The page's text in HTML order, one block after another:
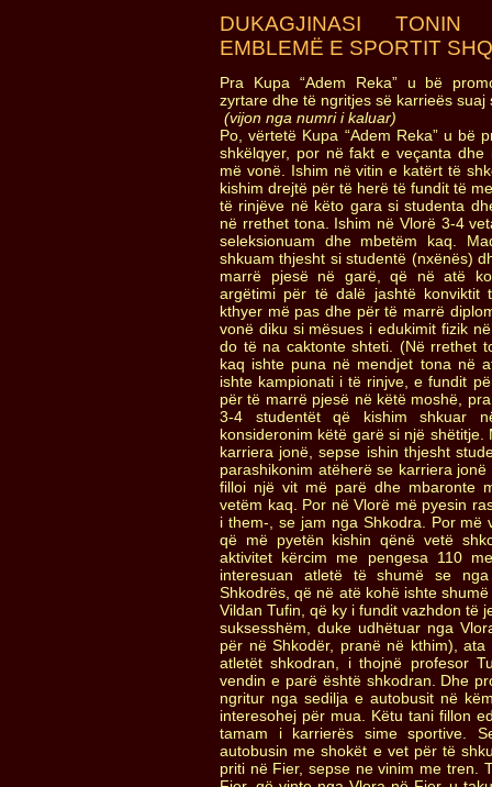
DUKAGJINASI
EMBLEMË E SPORTIT
Pra Kupa “Adem Reka” u bë
zyrtare dhe të ngritjes së karrieës suaj
(vijon nga numri i kaluar)
Po, vërtetë Kupa “Adem Reka” u bë
shkëlqyer, por në fakt e veçanta dhe
më vonë. Ishim në vitin e katërt të
kishim drejtë për të herë të fundit të
të rinjëve në këto gara si studenta
në rrethet tona. Ishim në Vlorë 3-4
seleksionuam dhe mbetëm kaq.
shkuam thjesht si studentë (nxënës)
marrë pjesë në garë, që në atë
argëtimi për të dalë jashtë konviktit
kthyer më pas dhe për të marrë
vonë diku si mësues i edukimit fizik
do të na caktonte shteti. (Në rrethet
kaq ishte puna në mendjet tona në
ishte kampionati i të rinjve, e fundit
për të marrë pjesë në këtë moshë,
3-4 studentët që kishim shkuar
konsideronim këtë garë si një shëtitje.
karriera jonë, sepse ishin thjesht
parashikonim atëherë se karriera
filloi një vit më parë dhe mbaronte
vetëm kaq. Por në Vlorë më pyesin
i them-, se jam nga Shkodra. Por më
që më pyetën kishin qënë vetë
aktivitet kërcim me pengesa 110
interesuan atletë të shumë se
Shkodrës, që në atë kohë ishte
Vildan Tufin, që ky i fundit vazhdon të
suksesshëm, duke udhëtuar nga
për në Shkodër, pranë në kthim),
atletët shkodran, i thojnë profesor
vendin e parë është shkodran. Dhe
ngritur nga sedilja e autobusit në
interesohej për mua. Këtu tani fillon
tamam i karrierës sime sportive.
autobusin me shokët e vet për të
priti në Fier, sepse ne vinim me tren.